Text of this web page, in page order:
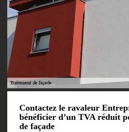
Contactez le ravaleur
bénéficier d’un TVA réduit
de façade